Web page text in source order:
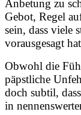
Anbetung zu
Gebot, Regel
sein, dass viele
vorausgesagt
Obwohl die
päpstliche
doch subtil,
in